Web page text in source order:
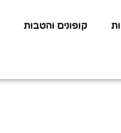
קופונים והטבות